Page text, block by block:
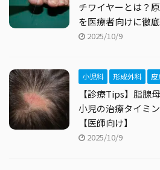
チワイヤーとは？
を医療者向けに徹
2025/10/9
小児科 形成外科
【診療Tips】脂腺
小児の治療タイミ
【医師向け】
2025/10/9